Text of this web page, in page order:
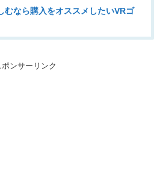
むなら購入をオススメしたいVRゴ
ポンサーリンク